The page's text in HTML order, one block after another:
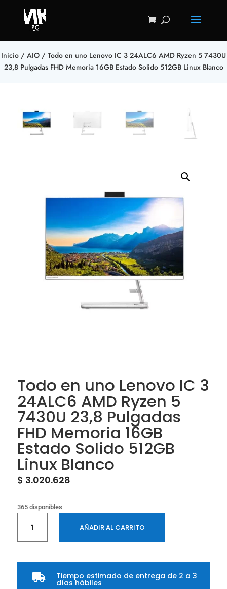
Inicio / AIO / Todo en uno Lenovo IC 3 24ALC6 AMD Ryzen 5 7430U
23,8 Pulgadas FHD Memoria 16GB Estado Solido 512GB Linux Blanco
Todo en uno Lenovo IC 3
24ALC6 AMD Ryzen 5
7430U 23,8 Pulgadas
FHD Memoria 16GB
Estado Solido 512GB
Linux Blanco
$ 3.020.628
365 disponibles
uno
IC
AÑADIR AL CARRITO
 Tiempo estimado de entrega de 2 a 3
días hábiles